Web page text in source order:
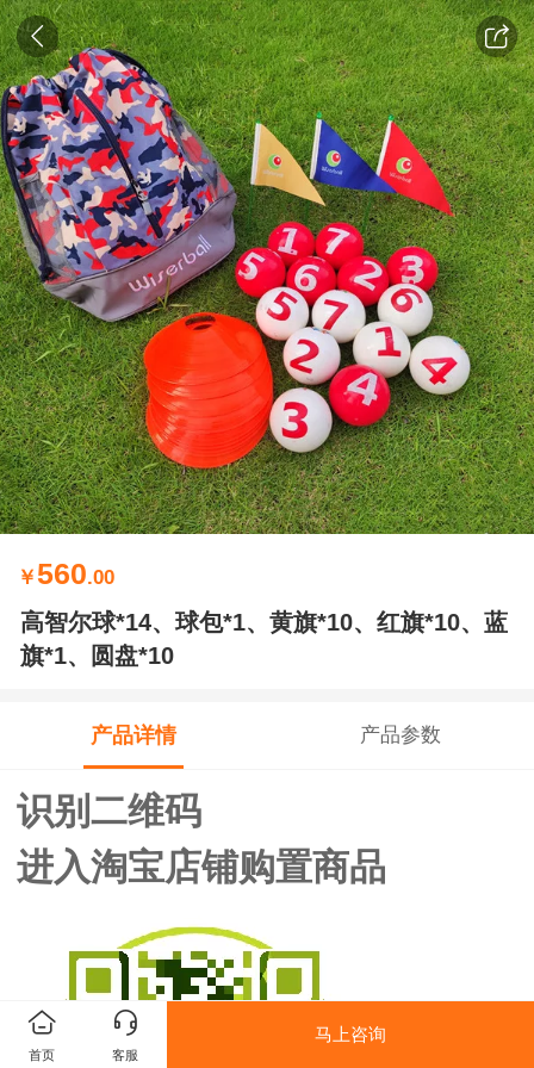
￥560.00
高智尔球*14、球包*1、黄旗*10、红旗*10、蓝
旗*1、圆盘*10
产品详情 产品参数
识别二维码
进入淘宝店铺购置商品
首页 客服
马上咨询